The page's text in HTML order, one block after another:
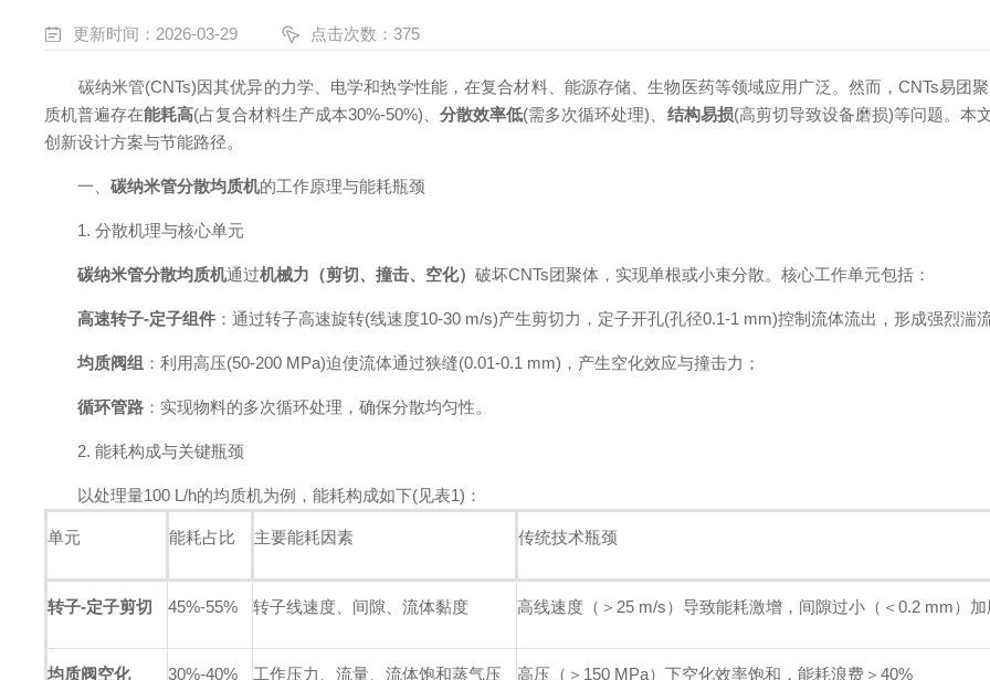
更新时间：2026-03-29 点击次数：375
碳纳米管(CNTs)因其优异的力学、电学和热学性能，在复合材料、能源存储、生物医药等领域应用广泛。然而，CNTs易团
质机普遍存在能耗高(占复合材料生产成本30%-50%)、分散效率低(需多次循环处理)、 结构易损(高剪切导致设备磨损)等问题。本
创新设计方案与节能路径。
一、碳纳米管分散均质机的工作原理与能耗瓶颈
1. 分散机理与核心单元
碳纳米管分散均质机通过机械力（剪切、撞击、空化）破坏CNTs团聚体，实现单根或小束分散。核心工作单元包括：
高速转子-定子组件 ：通过转子高速旋转(线速度10-30 m/s)产生剪切力，定子开孔(孔径0.1-1 mm)控制流体流出，形成强烈湍
均质阀组 ：利用高压(50-200 MPa)迫使流体通过狭缝(0.01-0.1 mm)，产生空化效应与撞击力；
循环管路 ：实现物料的多次循环处理，确保分散均匀性。
2. 能耗构成与关键瓶颈
以处理量100 L/h的均质机为例，能耗构成如下(见表1)：
单元 能耗占比 主要能耗因素 传统技术瓶颈
转子-定子剪切 45%-55% 转子线速度、间隙、流体黏度 高线速度（＞25 m/s）导致能耗激增，间隙过小（＜0.2 mm）
均质阀空化 30%-40% 工作压力、流量、流体饱和蒸气压 高压（＞150 MPa）下空化效率饱和，能耗浪费＞40%